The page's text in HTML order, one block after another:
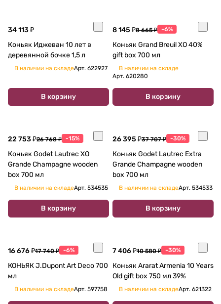
34 113 ₽
Коньяк Иджеван 10 лет в
деревянной бочке 1,5 л
В наличии на складеАрт. 622927
В корзину
8 145 ₽8 665 ₽ -6%
Коньяк Grand Breuil XO 40%
gift box 700 мл
В наличии на складе
Арт. 620280
В корзину
22 753 ₽26 768 ₽ -15%
Коньяк Godet Lautrec XO
Grande Champagne wooden
box 700 мл
В наличии на складеАрт. 534535
В корзину
26 395 ₽37 707 ₽ -30%
Коньяк Godet Lautrec Extra
Grande Champagne wooden
box 700 мл
В наличии на складеАрт. 534533
В корзину
16 676 ₽17 740 ₽ -6%
КОНЬЯК J.Dupont Art Deco 700
мл
В наличии на складеАрт. 597758
7 406 ₽10 580 ₽ -30%
Коньяк Ararat Armenia 10 Years
Old gift box 750 мл 39%
В наличии на складеАрт. 621322